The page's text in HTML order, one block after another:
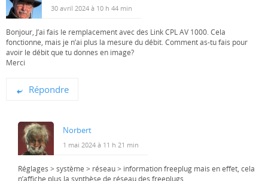
30 avril 2024 à 10 h 44 min
Bonjour, J’ai fais le remplacement avec des Link CPL AV 1000. Cela
fonctionne, mais je n’ai plus la mesure du débit. Comment as-tu fais pour
avoir le débit que tu donnes en image?
Merci
Répondre
Norbert
1 mai 2024 à 11 h 21 min
Réglages > système > réseau > information freeplug mais en effet, cela
n’affiche plus la synthèse de réseau des freeplugs